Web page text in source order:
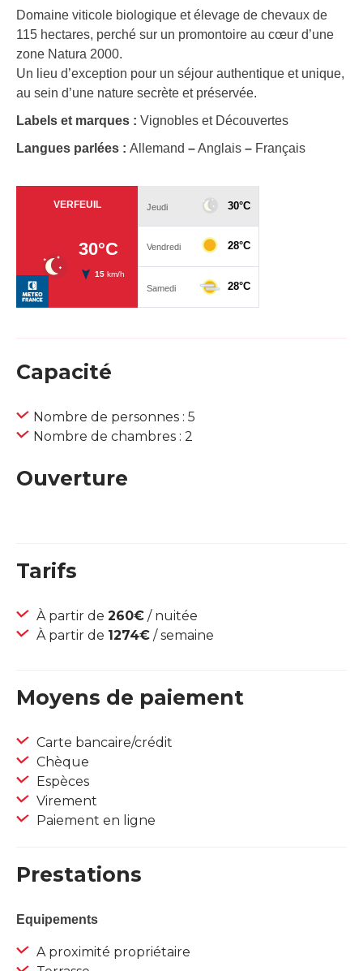
Domaine viticole biologique et élevage de chevaux de
115 hectares, perché sur un promontoire au cœur d’une
zone Natura 2000.
Un lieu d’exception pour un séjour authentique et unique,
au sein d’une nature secrète et préservée.
Labels et marques : Vignobles et Découvertes
Langues parlées : Allemand –Anglais – Français
Capacité
Nombre de personnes : 5
Nombre de chambres : 2
Ouverture
Tarifs
À partir de 260€ / nuitée
À partir de 1274€ / semaine
Moyens de paiement
Carte bancaire/crédit
Chèque
Espèces
Virement
Paiement en ligne
Prestations
Equipements
A proximité propriétaire